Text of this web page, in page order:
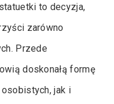
to decyzja,
zarówno
Przede
doskonałą formę
jak i